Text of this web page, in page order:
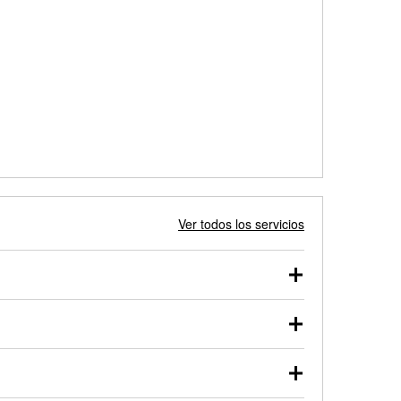
Ver todos los servicios
probarse dentro o fuera del vehículo y cargarse en
de nuestros profesionales te ayudará a encontrar
en el estacionamiento, o desmonta el